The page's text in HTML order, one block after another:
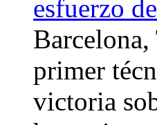
esfuerzo
primer
victoria